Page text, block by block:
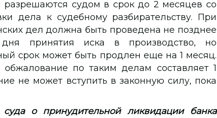
разрешаются судом в срок до 2 месяцев со
дела к судебному разбирательству. При
дел должна быть проведена не позднее
принятия иска в производство, но
срок может быть продлен еще на 1 месяц.
по таким делам составляет 1
не может вступить в законную силу, пока
о принудительной ликвидации банка